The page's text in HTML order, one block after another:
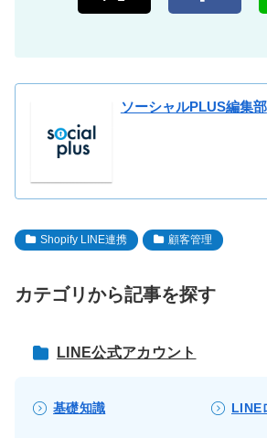
ソーシャルPLUS編集部
Shopify LINE連携 顧客管理
カテゴリから記事を探す
LINE公式アカウント
基礎知識 LINE